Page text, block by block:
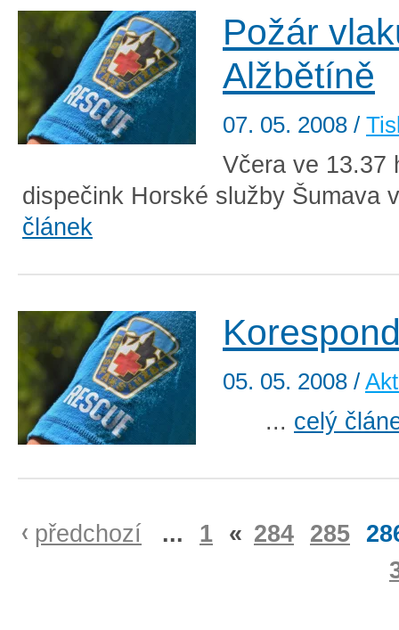
Požár
Alžbětíně
07. 05. 2008 /
Včera ve 13.37
dispečink Horské služby Šumava
článek
05. 05. 2008 /
... celý
předchozí ... 1 « 284 285